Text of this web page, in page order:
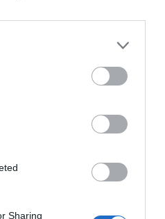
Sharing